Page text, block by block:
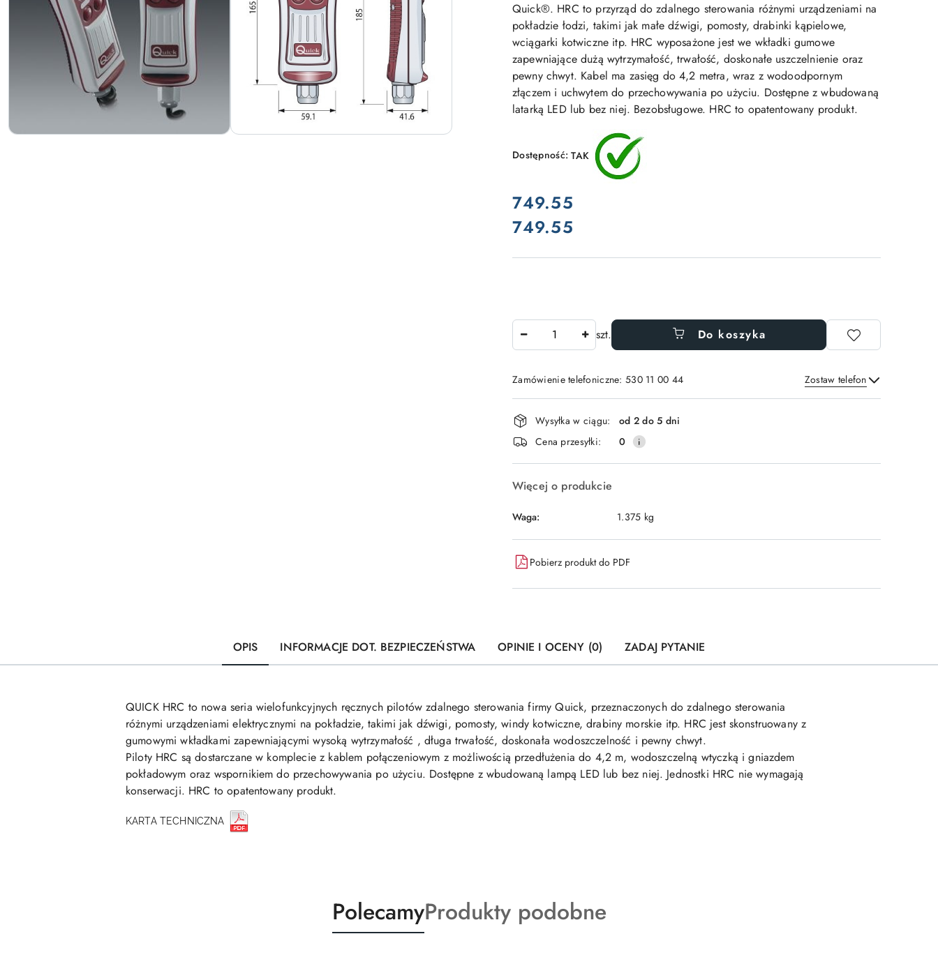
Quick®. HRC to przyrząd do zdalnego sterowania różnymi urządzeniami na
pokładzie łodzi, takimi jak małe dźwigi, pomosty, drabinki kąpielowe,
wciągarki kotwiczne itp. HRC wyposażone jest we wkładki gumowe
zapewniające dużą wytrzymałość, trwałość, doskonałe uszczelnienie oraz
pewny chwyt. Kabel ma zasięg do 4,2 metra, wraz z wodoodpornym
złączem i uchwytem do przechowywania po użyciu. Dostępne z wbudowaną
latarką LED lub bez niej. Bezobsługowe. HRC to opatentowany produkt.
Dostępność:TAK
cena:
749.55
Cena:
749.55
szt. Do koszyka
Zamówienie telefoniczne: 530 11 00 44 Zostaw telefon
Wyślij
Dostępność
i
dostawa
Wysyłka w ciągu:
od 2 do 5 dni
Cena przesyłki:
0
Więcej o produkcie
Waga: 1.375 kg
Pobierz produkt do PDF
OPIS INFORMACJE DOT. BEZPIECZEŃSTWA OPINIE I OCENY (0) ZADAJ PYTANIE
QUICK HRC to nowa seria wielofunkcyjnych ręcznych pilotów zdalnego sterowania firmy Quick, przeznaczonych do zdalnego sterowania
różnymi urządzeniami elektrycznymi na pokładzie, takimi jak dźwigi, pomosty, windy kotwiczne, drabiny morskie itp. HRC jest skonstruowany z
gumowymi wkładkami zapewniającymi wysoką wytrzymałość , długa trwałość, doskonała wodoszczelność i pewny chwyt.
Piloty HRC są dostarczane w komplecie z kablem połączeniowym z możliwością przedłużenia do 4,2 m, wodoszczelną wtyczką i gniazdem
pokładowym oraz wspornikiem do przechowywania po użyciu. Dostępne z wbudowaną lampą LED lub bez niej. Jednostki HRC nie wymagają
konserwacji. HRC to opatentowany produkt.
KARTA TECHNICZNA
Produkty
o
PolecamyProdukty
o
Produkty podobne